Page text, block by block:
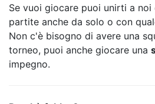
Se vuoi giocare puoi unirti a
partite anche da solo o con
Non c'è bisogno di avere una
torneo, puoi anche giocare una
impegno.